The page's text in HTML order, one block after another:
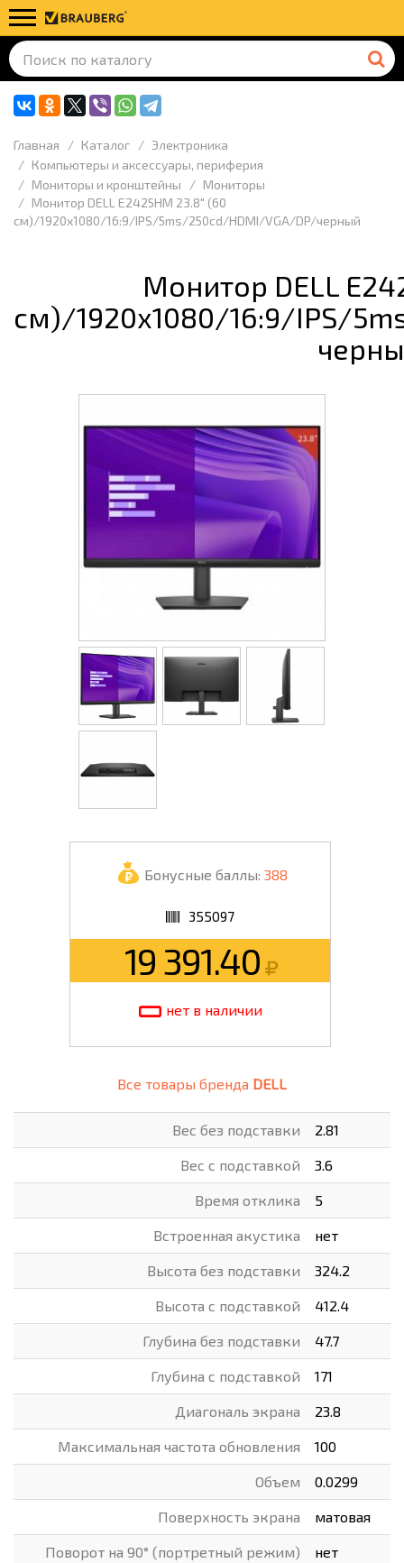
Главная Каталог
Электроника
Компьютеры и аксессуары, периферия
Мониторы и кронштейны
Мониторы
Монитор DELL E2425HM 23.8" (60
см)/1920x1080/16:9/IPS/5ms/250cd/HDMI/VGA/DP/черный
Монитор DELL
см)/1920x1080/16:9/IPS/
Бонусные баллы: 388
355097
19 391.40
нет в наличии
Все товары бренда DELL
Вес без подставки 2.81
Вес с подставкой 3.6
Время отклика 5
Встроенная акустика нет
Высота без подставки 324.2
Высота с подставкой 412.4
Глубина без подставки 47.7
Глубина с подставкой 171
Диагональ экрана 23.8
Максимальная частота обновления 100
Объем 0.0299
Поверхность экрана матовая
Поворот на 90° (портретный режим) нет